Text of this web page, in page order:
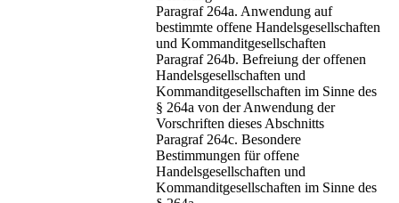
Paragraf 264a. Anwendung auf
bestimmte offene Handelsgesellschaften
und Kommanditgesellschaften
Paragraf 264b. Befreiung der offenen
Handelsgesellschaften und
Kommanditgesellschaften im Sinne des
§ 264a von der Anwendung der
Vorschriften dieses Abschnitts
Paragraf 264c. Besondere
Bestimmungen für offene
Handelsgesellschaften und
Kommanditgesellschaften im Sinne des